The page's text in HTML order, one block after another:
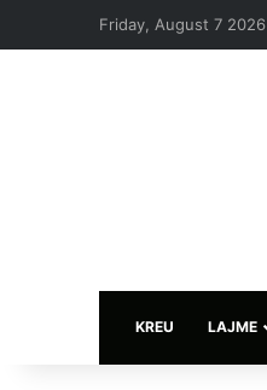
Friday, August 7 2026
KREU LAJME